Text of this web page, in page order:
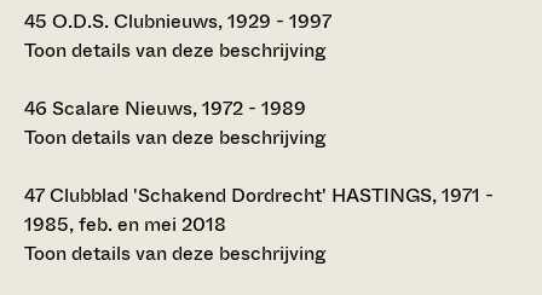
45 O.D.S. Clubnieuws, 1929 - 1997
Toon details van deze beschrijving
46 Scalare Nieuws, 1972 - 1989
Toon details van deze beschrijving
47Clubblad 'Schakend Dordrecht' HASTINGS, 1971 -
1985, feb. en mei 2018
Toon details van deze beschrijving